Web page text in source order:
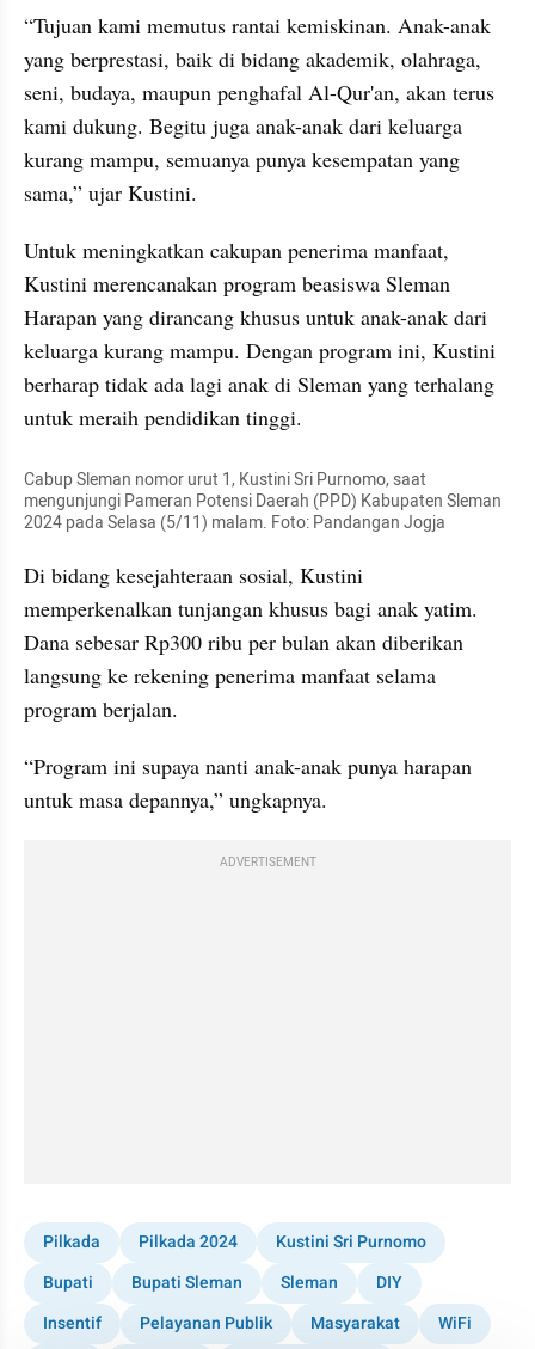
“Tujuan kami memutus rantai kemiskinan. Anak-anak
yang berprestasi, baik di bidang akademik, olahraga,
seni, budaya, maupun penghafal Al-Qur'an, akan terus
kami dukung. Begitu juga anak-anak dari keluarga
kurang mampu, semuanya punya kesempatan yang
sama,” ujar Kustini.
Untuk meningkatkan cakupan penerima manfaat,
Kustini merencanakan program beasiswa Sleman
Harapan yang dirancang khusus untuk anak-anak dari
keluarga kurang mampu. Dengan program ini, Kustini
berharap tidak ada lagi anak di Sleman yang terhalang
untuk meraih pendidikan tinggi.
Cabup Sleman nomor urut 1, Kustini Sri Purnomo, saat
mengunjungi Pameran Potensi Daerah (PPD) Kabupaten Sleman
2024 pada Selasa (5/11) malam. Foto: Pandangan Jogja
Di bidang kesejahteraan sosial, Kustini
memperkenalkan tunjangan khusus bagi anak yatim.
Dana sebesar Rp300 ribu per bulan akan diberikan
langsung ke rekening penerima manfaat selama
program berjalan.
“Program ini supaya nanti anak-anak punya harapan
untuk masa depannya,” ungkapnya.
ADVERTISEMENT
Pilkada Pilkada 2024
Kustini Sri Purnomo
Bupati
Bupati Sleman Sleman
DIY
Insentif
Pelayanan Publik Masyarakat WiFi